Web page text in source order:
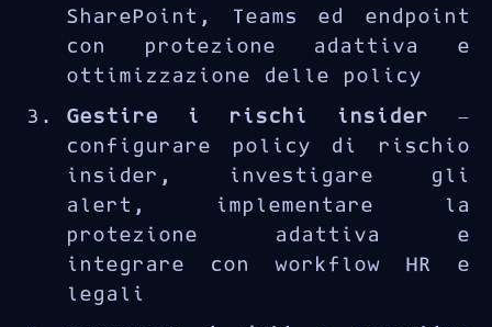
SharePoint, Teams ed endpoint
con protezione adattiva e
ottimizzazione delle policy
Gestire i rischi insider —
configurare policy di rischio
insider, investigare gli
alert, implementare la
protezione adattiva e
integrare con workflow HR e
legali